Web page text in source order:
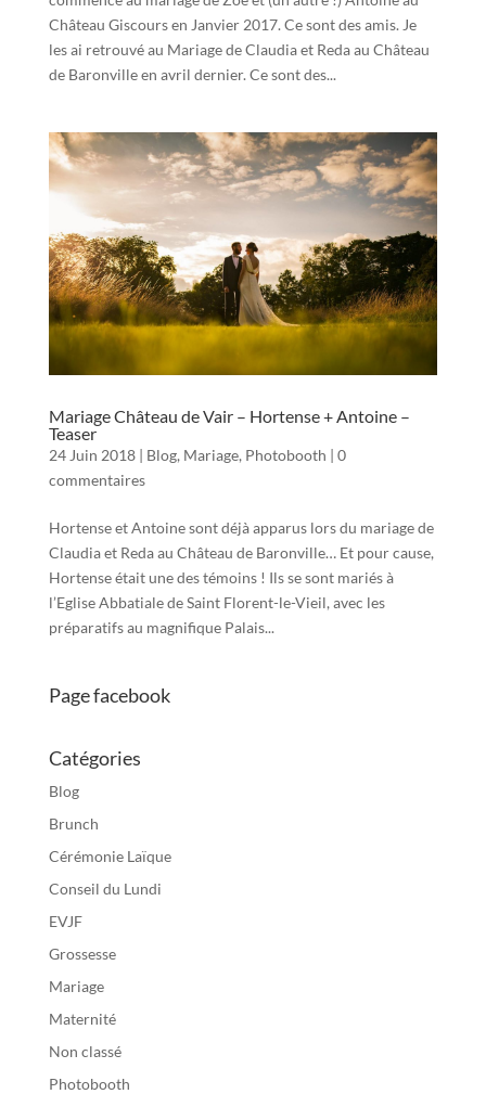
Château Giscours en Janvier 2017. Ce sont des amis. Je
les ai retrouvé au Mariage de Claudia et Reda au Château
de Baronville en avril dernier. Ce sont des...
Mariage Château de Vair – Hortense + Antoine –
Teaser
24 Juin 2018| Blog, Mariage, Photobooth | 0
commentaires
Hortense et Antoine sont déjà apparus lors du mariage de
Claudia et Reda au Château de Baronville… Et pour cause,
Hortense était une des témoins ! Ils se sont mariés à
l’Eglise Abbatiale de Saint Florent-le-Vieil, avec les
préparatifs au magnifique Palais...
Page facebook
Catégories
Blog
Brunch
Cérémonie Laïque
Conseil du Lundi
EVJF
Grossesse
Mariage
Maternité
Non classé
Photobooth